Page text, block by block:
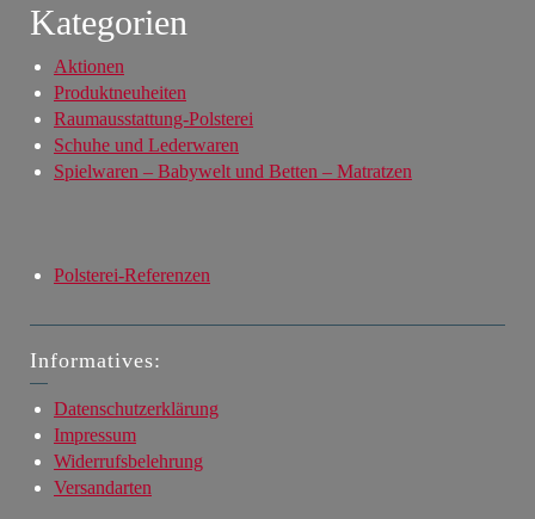
Kategorien
Aktionen
Produktneuheiten
Raumausstattung-Polsterei
Schuhe und Lederwaren
Spielwaren – Babywelt und Betten – Matratzen
Polsterei-Referenzen
Informatives:
Datenschutzerklärung
Impressum
Widerrufsbelehrung
Versandarten